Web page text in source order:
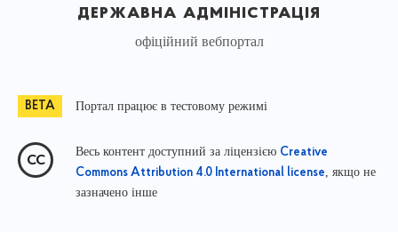
державна адміністрація
офіційний вебпортал
Портал працює в тестовому режимі
Весь контент доступний за ліцензією Creative
Commons Attribution 4.0 International license
, якщо не
зазначено інше